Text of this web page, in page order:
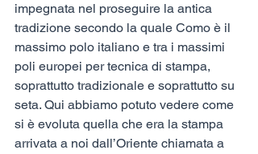
impegnata nel proseguire la antica
tradizione secondo la quale Como è il
massimo polo italiano e tra i massimi
poli europei per tecnica di stampa,
soprattutto tradizionale e soprattutto su
seta. Qui abbiamo potuto vedere come
si è evoluta quella che era la stampa
arrivata a noi dall’Oriente chiamata a